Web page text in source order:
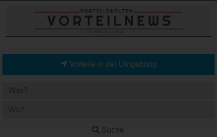
Vorteile in der Umgebung
Suche